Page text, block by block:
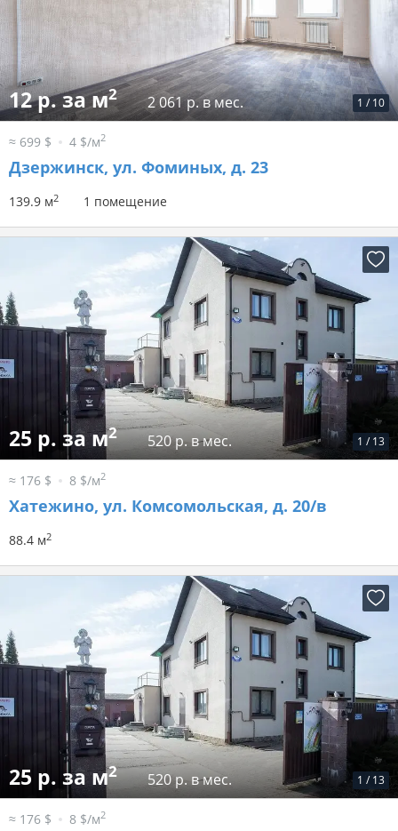
1 / 10
12 р. за м2 2 061 р. в мес.
≈ 699 $ 4 $/м2
Дзержинск, ул. Фоминых, д. 23
139.9 м2 1 помещение
1 / 13
25 р. за м2 520 р. в мес.
≈ 176 $ 8 $/м2
Хатежино, ул. Комсомольская, д. 20/в
88.4 м2
1 / 13
25 р. за м2 520 р. в мес.
≈ 176 $ 8 $/м2